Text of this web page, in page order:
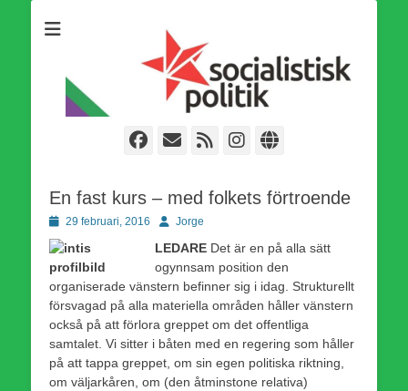
världsomfattande socialistiska Fjärde Internationalen och en viktig
tillgång i kampen för en socialistisk framtid!
Facebook
E-
Webbflöde
Instagram
Webbplats
En fast kurs – med folkets förtroende
Publicerad
den
29 februari, 2016 Författare
Jorge
LEDARE Det är en på alla sätt
ogynnsam position den
organiserade vänstern befinner sig i idag. Strukturellt
försvagad på alla materiella områden håller vänstern
också på att förlora greppet om det offentliga
samtalet. Vi sitter i båten med en regering som håller
på att tappa greppet, om sin egen politiska riktning,
om väljarkåren, om (den åtminstone relativa)